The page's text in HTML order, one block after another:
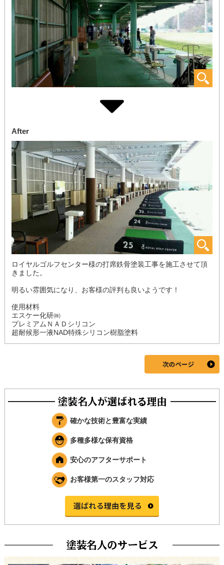
After
ロイヤルゴルフセンター様の打席鉄骨塗装工事を施工させて頂
きました。
明るい雰囲気になり、お客様の評判も良いようです！
使用材料
エスケー化研㈱
プレミアムＮＡＤシリコン
超耐候形一液NAD特殊シリコン樹脂塗料
確かな技術と豊富な実績
多種多様な保有資格
安心のアフターサポート
お客様第一のスタッフ対応